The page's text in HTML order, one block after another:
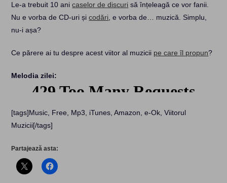
Le-a trebuit 10 anicaselor de discuri să înțeleagă ce vor fanii.
Nu e vorba de CD-uri șicodări , e vorba de… muzică. Simplu,
nu-i așa?
Ce părere ai tu despre acest viitor al muzicii pe care îl propun?
Melodia zilei:
[tags]Music, Free, Mp3, iTunes, Amazon, e-Ok, Viitorul
Muzicii[/tags]
Partajează asta: